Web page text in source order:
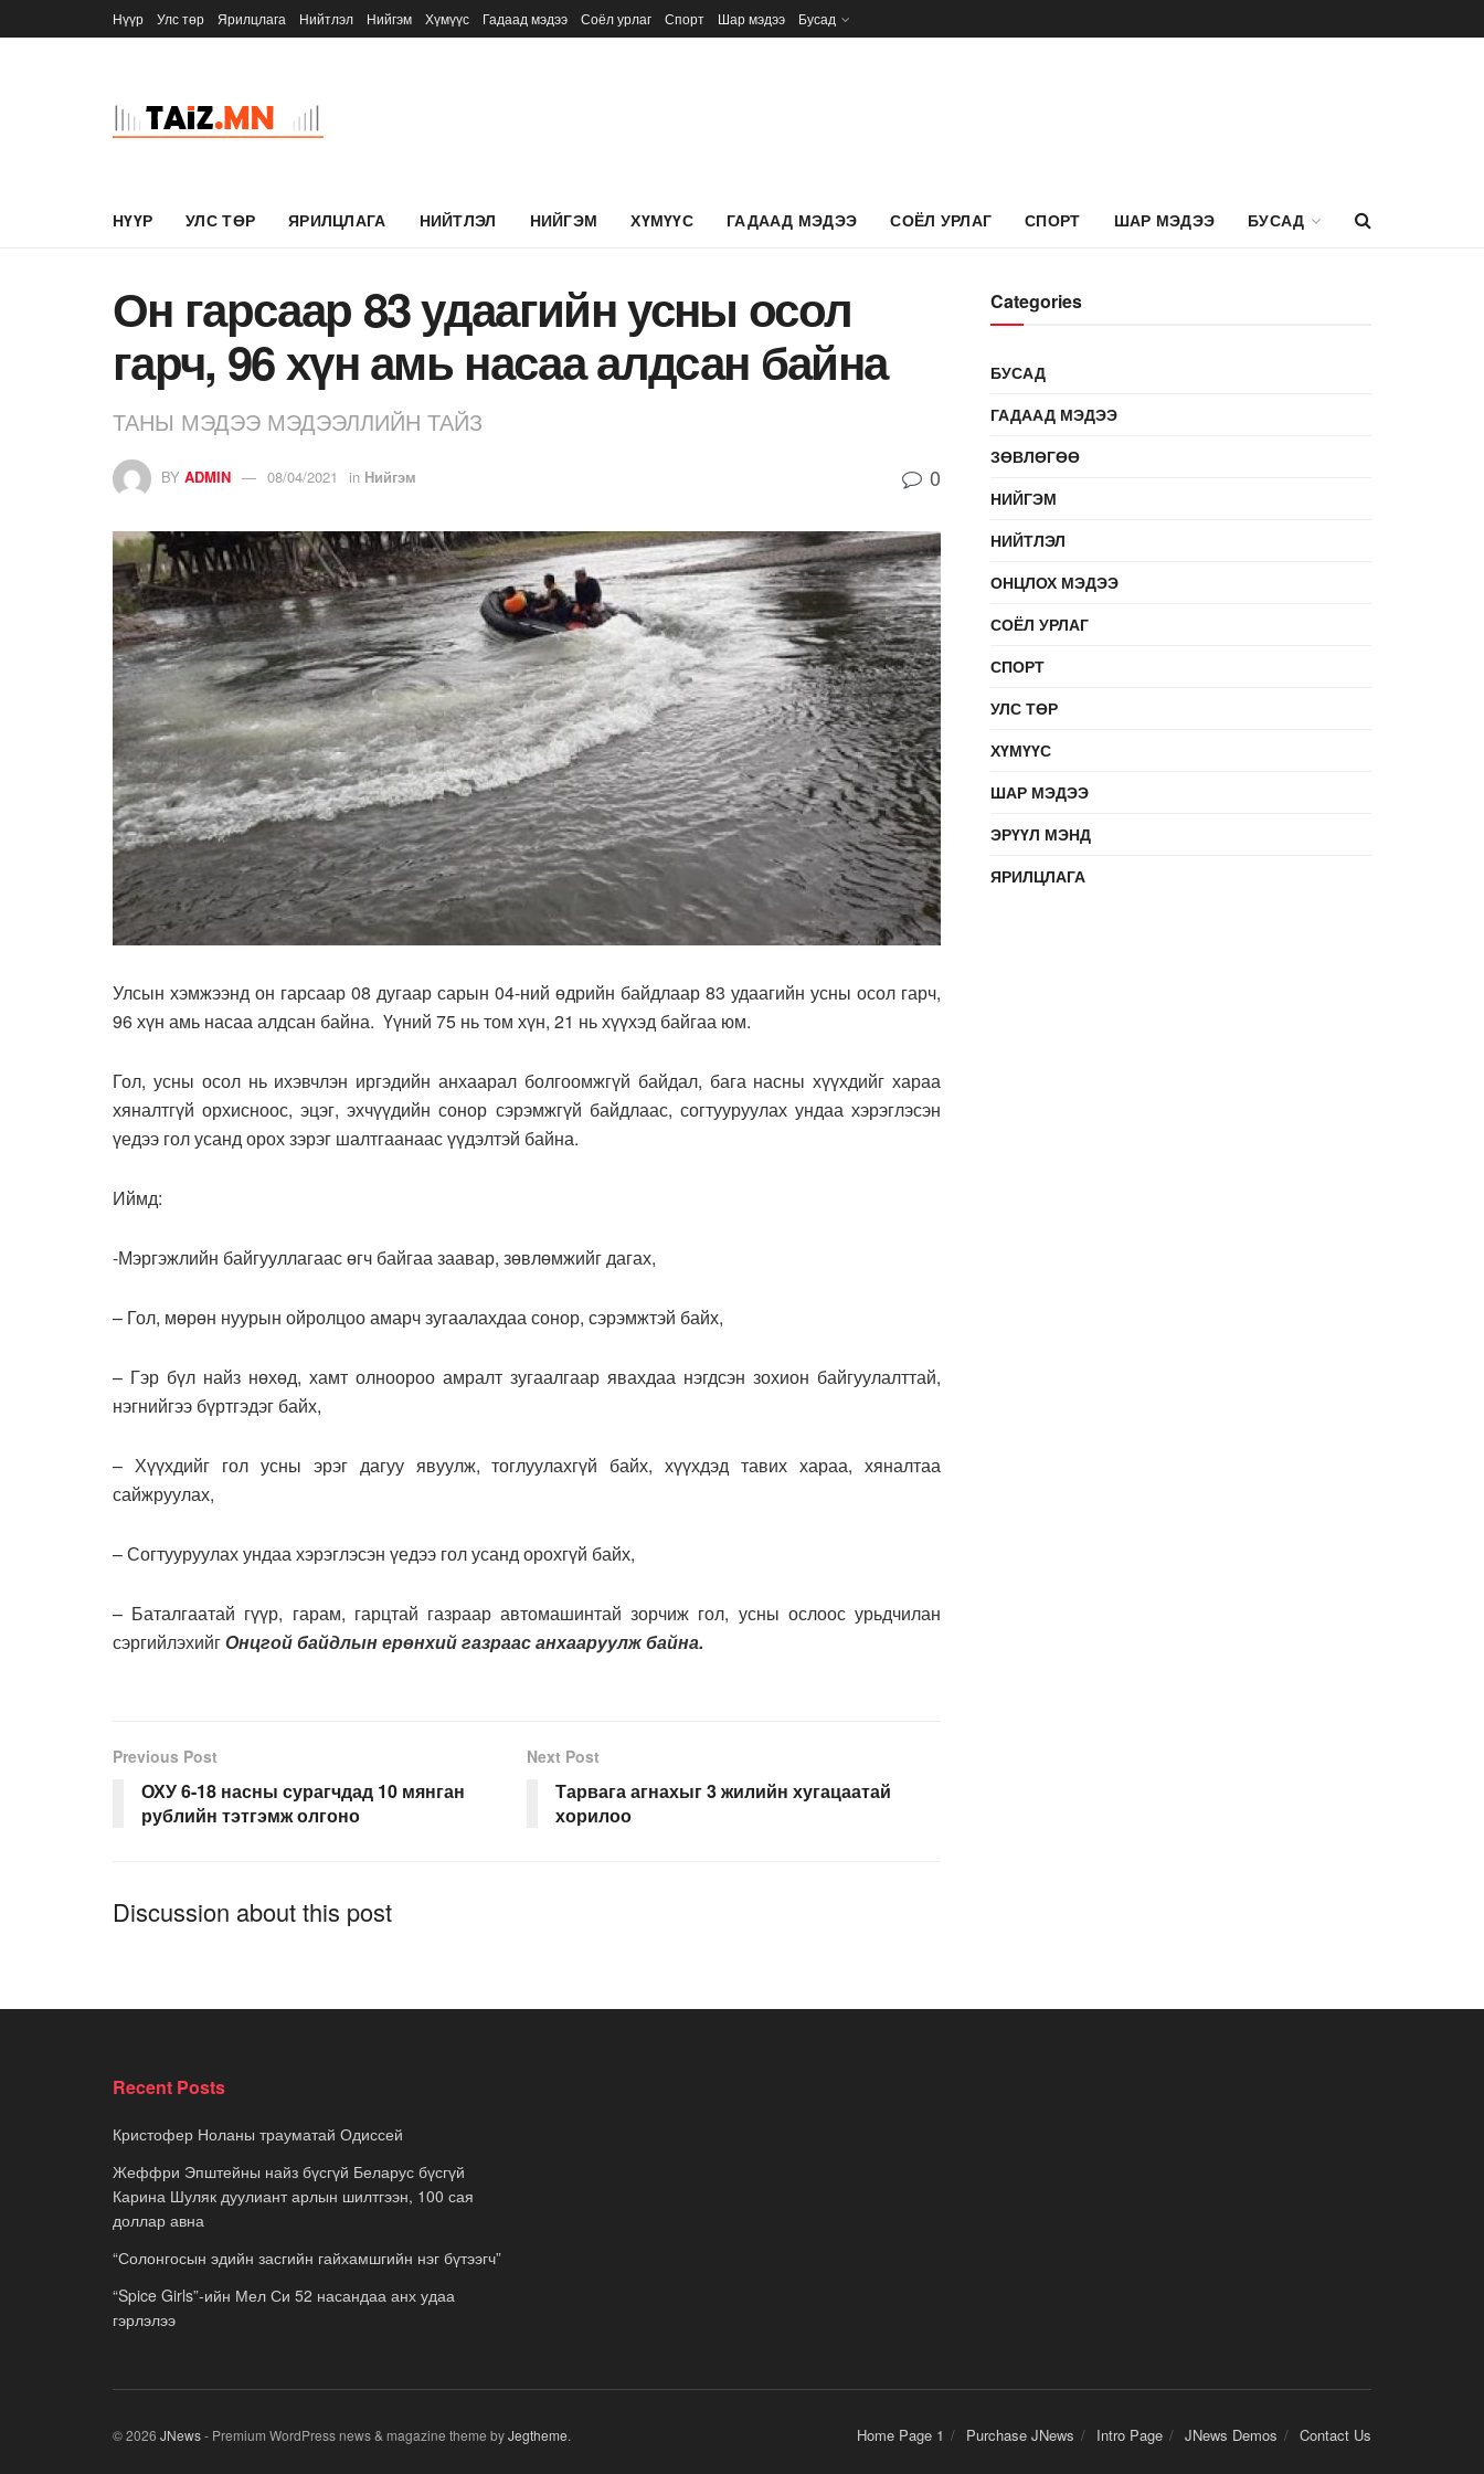
Нүүр Улс төр Ярилцлага Нийтлэл Нийгэм Хүмүүс Гадаад мэдээ Соёл урлаг Спорт Шар мэдээ Бусад
НҮҮР УЛС ТӨР ЯРИЛЦЛАГА НИЙТЛЭЛ НИЙГЭМ ХҮМҮҮС ГАДААД МЭДЭЭ СОЁЛ УРЛАГ СПОРТ ШАР МЭДЭЭ БУСАД
Он гарсаар 83 удаагийн усны осол
гарч, 96 хүн амь насаа алдсан байна
ТАНЫ МЭДЭЭ МЭДЭЭЛЛИЙН ТАЙЗ
BY ADMIN 08/04/2021 in Нийгэм 0
Улсын хэмжээнд он гарсаар 08 дугаар сарын 04-ний өдрийн байдлаар 83 удаагийн усны осол гарч,
96 хүн амь насаа алдсан байна. Үүний 75 нь том хүн, 21 нь хүүхэд байгаа юм.
Гол, усны осол нь ихэвчлэн иргэдийн анхаарал болгоомжгүй байдал, бага насны хүүхдийг хараа
хяналтгүй орхисноос, эцэг, эхчүүдийн сонор сэрэмжгүй байдлаас, согтууруулах ундаа хэрэглэсэн
үедээ гол усанд орох зэрэг шалтгаанаас үүдэлтэй байна.
Иймд:
-Мэргэжлийн байгууллагаас өгч байгаа заавар, зөвлөмжийг дагах,
– Гол, мөрөн нуурын ойролцоо амарч зугаалахдаа сонор, сэрэмжтэй байх,
– Гэр бүл найз нөхөд, хамт олноороо амралт зугаалгаар явахдаа нэгдсэн зохион байгуулалттай,
нэгнийгээ бүртгэдэг байх,
– Хүүхдийг гол усны эрэг дагуу явуулж, тоглуулахгүй байх, хүүхдэд тавих хараа, хяналтаа
сайжруулах,
– Согтууруулах ундаа хэрэглэсэн үедээ гол усанд орохгүй байх,
– Баталгаатай гүүр, гарам, гарцтай газраар автомашинтай зорчиж гол, усны ослоос урьдчилан
сэргийлэхийгОнцгой байдлын ерөнхий газраас анхааруулж байна.
Previous Post
ОХУ 6-18 насны сурагчдад 10 мянган
рублийн тэтгэмж олгоно
Next Post
Тарвага агнахыг 3 жилийн хугацаатай
хорилоо
Discussion about this post
Categories
БУСАД
ГАДААД МЭДЭЭ
ЗӨВЛӨГӨӨ
НИЙГЭМ
НИЙТЛЭЛ
ОНЦЛОХ МЭДЭЭ
СОЁЛ УРЛАГ
СПОРТ
УЛС ТӨР
ХҮМҮҮС
ШАР МЭДЭЭ
ЭРҮҮЛ МЭНД
ЯРИЛЦЛАГА
Recent Posts
Кристофер Ноланы трауматай Одиссей
Жеффри Эпштейны найз бүсгүй Беларус бүсгүй
Карина Шуляк дуулиант арлын шилтгээн, 100 сая
доллар авна
“Солонгосын эдийн засгийн гайхамшгийн нэг бүтээгч”
“Spice Girls”-ийн Мел Си 52 насандаа анх удаа
гэрлэлээ
Home Page 1 Purchase JNews Intro Page JNews Demos Contact Us
© 2026 JNews- Premium WordPress news & magazine theme byJegtheme.